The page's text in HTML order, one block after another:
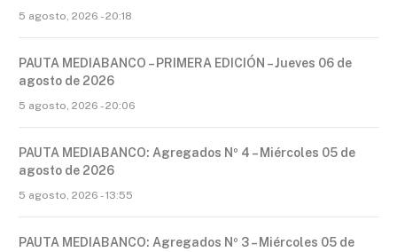
5 agosto, 2026 - 20:18
PAUTA MEDIABANCO – PRIMERA EDICIÓN – Jueves 06 de
agosto de 2026
5 agosto, 2026 - 20:06
PAUTA MEDIABANCO: Agregados Nº 4 – Miércoles 05 de
agosto de 2026
5 agosto, 2026 - 13:55
PAUTA MEDIABANCO: Agregados Nº 3 – Miércoles 05 de